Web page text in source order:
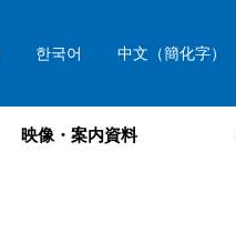
한국어 中文（簡化字）
映像・案内資料